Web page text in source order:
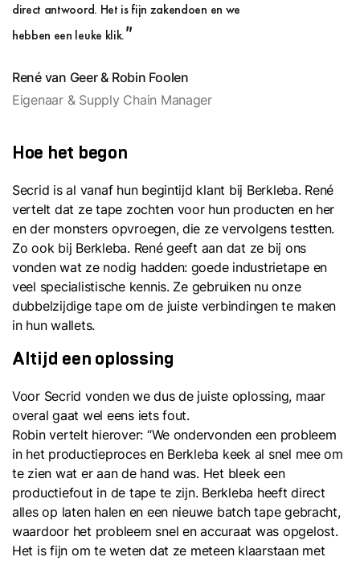
direct antwoord. Het is fijn zakendoen en we
hebben een leuke klik.
René van Geer & Robin Foolen
Eigenaar & Supply Chain Manager
Hoe het begon
Secrid is al vanaf hun begintijd klant bij Berkleba. René
vertelt dat ze tape zochten voor hun producten en her
en der monsters opvroegen, die ze vervolgens testten.
Zo ook bij Berkleba. René geeft aan dat ze bij ons
vonden wat ze nodig hadden: goede industrietape en
veel specialistische kennis. Ze gebruiken nu onze
dubbelzijdige tape om de juiste verbindingen te maken
in hun wallets.
Altijd een oplossing
Voor Secrid vonden we dus de juiste oplossing, maar
overal gaat wel eens iets fout.
Robin vertelt hierover: “We ondervonden een probleem
in het productieproces en Berkleba keek al snel mee om
te zien wat er aan de hand was. Het bleek een
productiefout in de tape te zijn. Berkleba heeft direct
alles op laten halen en een nieuwe batch tape gebracht,
waardoor het probleem snel en accuraat was opgelost.
Het is fijn om te weten dat ze meteen klaarstaan met